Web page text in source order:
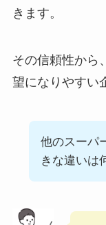
きます。
その信頼性から
望になりやすい
他のスーパ
きな違いは